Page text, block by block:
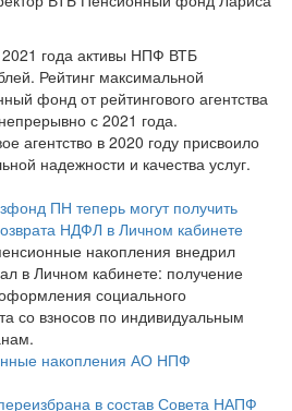
года активы НПФ ВТБ
Рейтинг максимальной
фонд от рейтингового агентства
с 2021 года.
агентство в 2020 году присвоило
надежности и качества услуг.
ПН теперь могут получить
НДФЛ в Личном кабинете
накопления внедрил
в Личном кабинете: получение
социального
со взносов по индивидуальным
накопления АО НПФ
в состав Совета НАПФ